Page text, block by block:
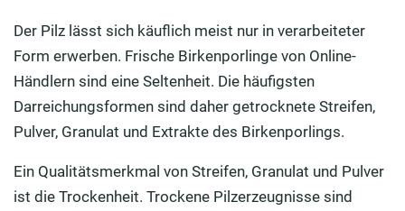
Der Pilz lässt sich käuflich meist nur in verarbeiteter
Form erwerben. Frische Birkenporlinge von Online-
Händlern sind eine Seltenheit. Die häufigsten
Darreichungsformen sind daher getrocknete Streifen,
Pulver, Granulat und Extrakte des Birkenporlings.
Ein Qualitätsmerkmal von Streifen, Granulat und Pulver
ist die Trockenheit. Trockene Pilzerzeugnisse sind